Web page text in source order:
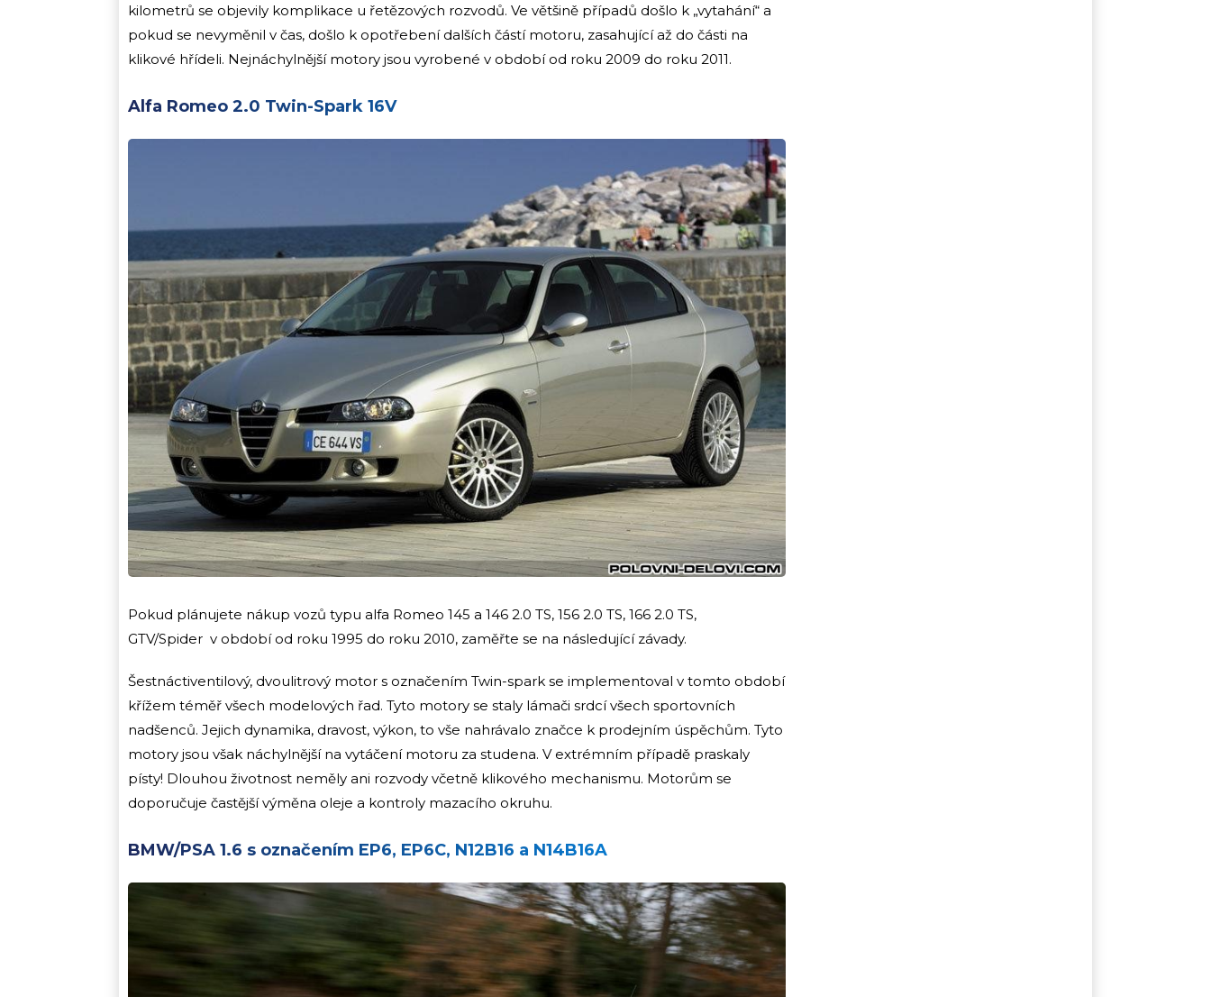
kilometrů se objevily komplikace u řetězových rozvodů. Ve většině případů došlo k „vytahání“ a
pokud se nevyměnil v čas, došlo k opotřebení dalších částí motoru, zasahující až do části na
klikové hřídeli. Nejnáchylnější motory jsou vyrobené v období od roku 2009 do roku 2011.
Alfa Romeo 2.0 Twin-Spark 16V
Pokud plánujete nákup vozů typu alfa Romeo 145 a 146 2.0 TS, 156 2.0 TS, 166 2.0 TS,
GTV/Spider v období od roku 1995 do roku 2010, zaměřte se na následující závady.
Šestnáctiventilový, dvoulitrový motor s označením Twin-spark se implementoval v tomto období
křížem téměř všech modelových řad. Tyto motory se staly lámači srdcí všech sportovních
nadšenců. Jejich dynamika, dravost, výkon, to vše nahrávalo značce k prodejním úspěchům. Tyto
motory jsou však náchylnější na vytáčení motoru za studena. V extrémním případě praskaly
písty! Dlouhou životnost neměly ani rozvody včetně klikového mechanismu. Motorům se
doporučuje častější výměna oleje a kontroly mazacího okruhu.
BMW/PSA 1.6 s označením EP6, EP6C, N12B16 a N14B16A